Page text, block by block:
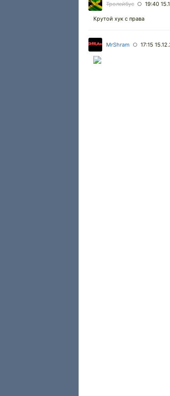
Тролейбус ○ 19:40
Крутой хук с права
MrShram ○ 17:15